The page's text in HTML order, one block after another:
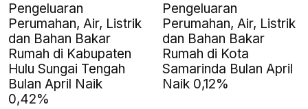
Pengeluaran
Perumahan, Air, Listrik
dan Bahan Bakar
Rumah di Kabupaten
Hulu Sungai Tengah
Bulan April Naik
0,42%
Pengeluaran
Perumahan, Air, Listrik
dan Bahan Bakar
Rumah di Kota
Samarinda Bulan April
Naik 0,12%